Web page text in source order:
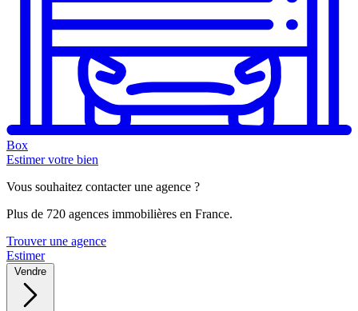
Box
Estimer votre bien
Vous souhaitez contacter une agence ?
Plus de 720 agences immobilières en France.
Trouver une agence
Estimer
Vendre